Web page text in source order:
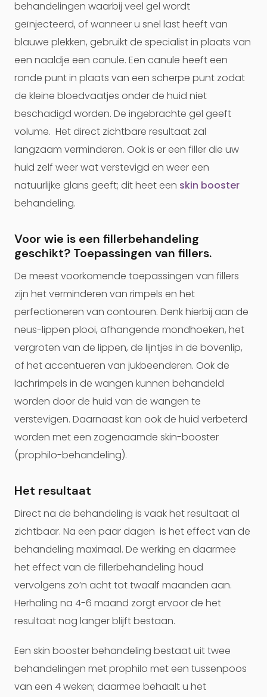
behandelingen waarbij veel gel wordt
geïnjecteerd, of wanneer u snel last heeft van
blauwe plekken, gebruikt de specialist in plaats van
een naaldje een canule. Een canule heeft een
ronde punt in plaats van een scherpe punt zodat
de kleine bloedvaatjes onder de huid niet
beschadigd worden. De ingebrachte gel geeft
volume. Het direct zichtbare resultaat zal
langzaam verminderen. Ook is er een filler die uw
huid zelf weer wat verstevigd en weer een
natuurlijke glans geeft; dit heet een skin booster
behandeling.
Voor wie is een fillerbehandeling
geschikt? Toepassingen van fillers.
De meest voorkomende toepassingen van fillers
zijn het verminderen van rimpels en het
perfectioneren van contouren. Denk hierbij aan de
neus-lippen plooi, afhangende mondhoeken, het
vergroten van de lippen, de lijntjes in de bovenlip,
of het accentueren van jukbeenderen. Ook de
lachrimpels in de wangen kunnen behandeld
worden door de huid van de wangen te
verstevigen. Daarnaast kan ook de huid verbeterd
worden met een zogenaamde skin-booster
(prophilo-behandeling).
Het resultaat
Direct na de behandeling is vaak het resultaat al
zichtbaar. Na een paar dagen is het effect van de
behandeling maximaal. De werking en daarmee
het effect van de fillerbehandeling houd
vervolgens zo’n acht tot twaalf maanden aan.
Herhaling na 4-6 maand zorgt ervoor de het
resultaat nog langer blijft bestaan.
Een skin booster behandeling bestaat uit twee
behandelingen met prophilo met een tussenpoos
van een 4 weken; daarmee behaalt u het